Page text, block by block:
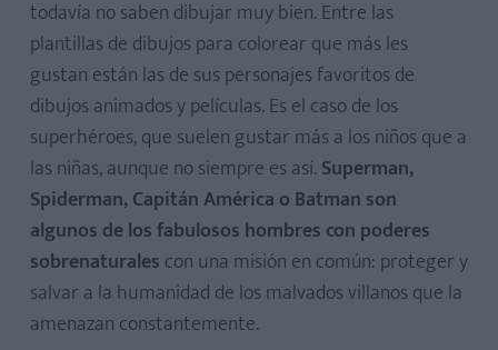
todavía no saben dibujar muy bien. Entre las
plantillas de dibujos para colorear que más les
gustan están las de sus personajes favoritos de
dibujos animados y películas. Es el caso de los
superhéroes, que suelen gustar más a los niños que a
las niñas, aunque no siempre es así. Superman,
Spiderman, Capitán América o Batman son
algunos de los fabulosos hombres con poderes
sobrenaturales con una misión en común: proteger y
salvar a la humanidad de los malvados villanos que la
amenazan constantemente.